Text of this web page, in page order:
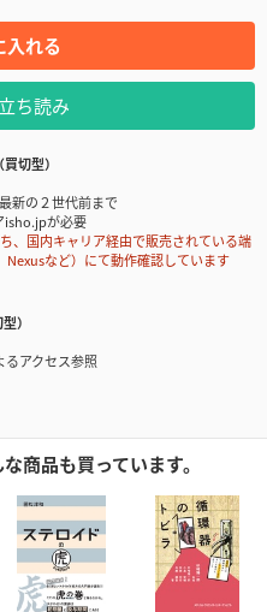
入れる
ち読み
切型）
新の２世代前まで
isho.jpが必要
国内キャリア経由で販売されている端
Nexusなど）にて動作確認しています
）
アクセス参照
商品も買っています。